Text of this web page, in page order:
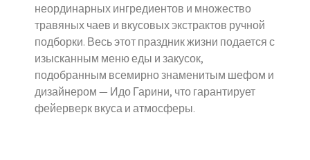
неординарных ингредиентов и множество
травяных чаев и вкусовых экстрактов ручной
подборки. Весь этот праздник жизни подается с
изысканным меню еды и закусок,
подобранным всемирно знаменитым шефом и
дизайнером — Идо Гарини, что гарантирует
фейерверк вкуса и атмосферы.